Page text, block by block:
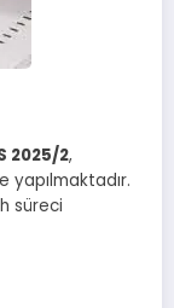
2025/2,
yapılmaktadır.
süreci